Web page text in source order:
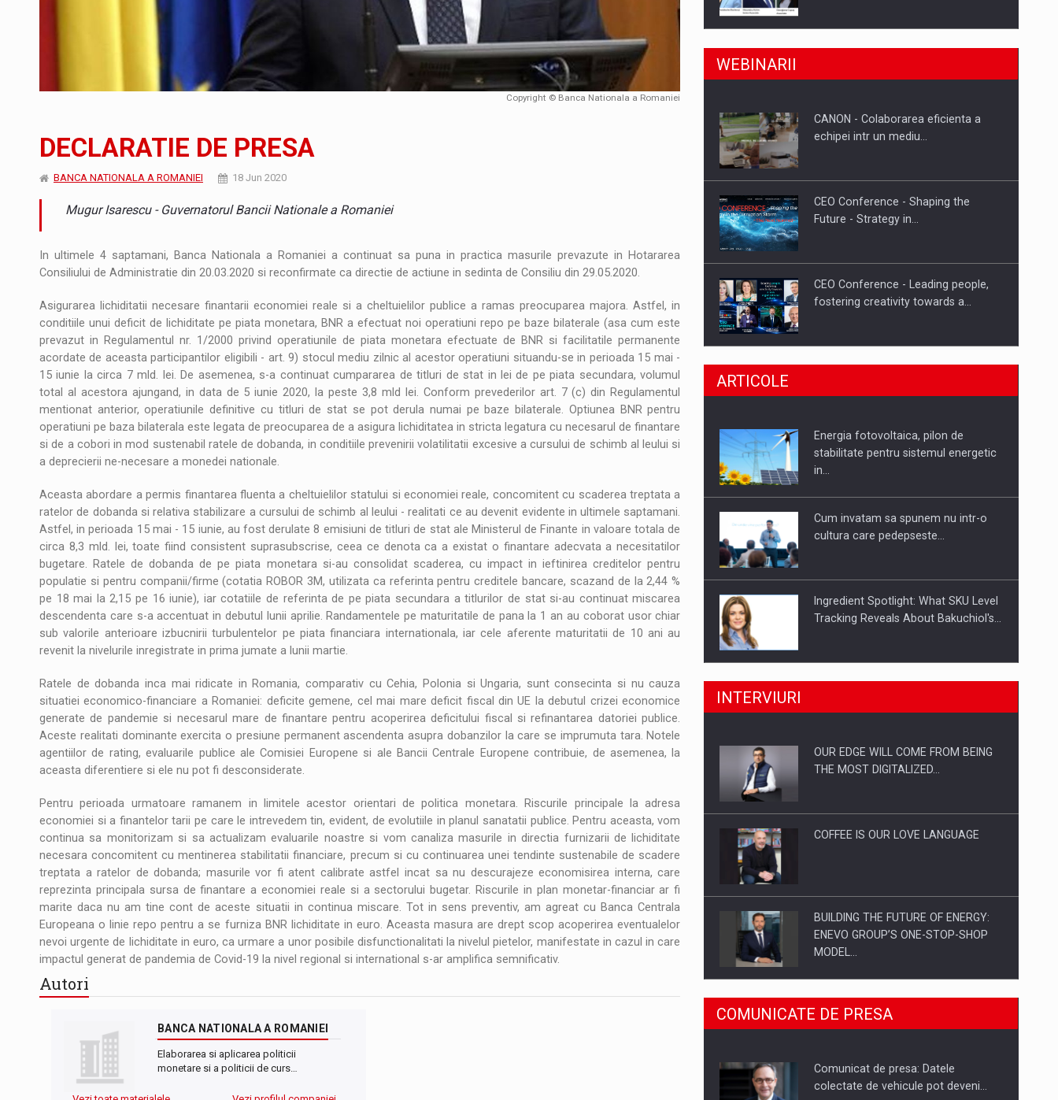
Hard Enduro Piatra Craiului 2026, fueled by benzinariile RO concept OSCAR – peste 500 de participanti
Fondul de investitii BoldMind si echipa de management a Pall-Ex, liderul pietei de transport paletizat din Romania, preiau compania intr-o tranzactie de peste 25…
STIRI RANGE ROVER DEZVALUIE AL CINCILEA MEMBRU AL FAMILIEI: RANGE ROVER GT
ARTICOLE Proteinmaxxing and the Future of Protein Demand
Copyright © Banca Nationala a Romaniei
DECLARATIE DE PRESA
BANCA NATIONALA A ROMANIEI 18 Jun 2020
Mugur Isarescu - Guvernatorul Bancii Nationale a Romaniei
In ultimele 4 saptamani, Banca Nationala a Romaniei a continuat sa puna in practica masurile prevazute in Hotararea
Consiliului de Administratie din 20.03.2020 si reconfirmate ca directie de actiune in sedinta de Consiliu din 29.05.2020.
Asigurarea lichiditatii necesare finantarii economiei reale si a cheltuielilor publice a ramas preocuparea majora. Astfel, in
conditiile unui deficit de lichiditate pe piata monetara, BNR a efectuat noi operatiuni repo pe baze bilaterale (asa cum este
prevazut in Regulamentul nr. 1/2000 privind operatiunile de piata monetara efectuate de BNR si facilitatile permanente
acordate de aceasta participantilor eligibili - art. 9) stocul mediu zilnic al acestor operatiuni situandu-se in perioada 15 mai -
15 iunie la circa 7 mld. lei. De asemenea, s-a continuat cumpararea de titluri de stat in lei de pe piata secundara, volumul
total al acestora ajungand, in data de 5 iunie 2020, la peste 3,8 mld lei. Conform prevederilor art. 7 (c) din Regulamentul
mentionat anterior, operatiunile definitive cu titluri de stat se pot derula numai pe baze bilaterale. Optiunea BNR pentru
operatiuni pe baza bilaterala este legata de preocuparea de a asigura lichiditatea in stricta legatura cu necesarul de finantare
si de a cobori in mod sustenabil ratele de dobanda, in conditiile prevenirii volatilitatii excesive a cursului de schimb al leului si
a deprecierii ne-necesare a monedei nationale.
Aceasta abordare a permis finantarea fluenta a cheltuielilor statului si economiei reale, concomitent cu scaderea treptata a
ratelor de dobanda si relativa stabilizare a cursului de schimb al leului - realitati ce au devenit evidente in ultimele saptamani.
Astfel, in perioada 15 mai - 15 iunie, au fost derulate 8 emisiuni de titluri de stat ale Ministerul de Finante in valoare totala de
circa 8,3 mld. lei, toate fiind consistent suprasubscrise, ceea ce denota ca a existat o finantare adecvata a necesitatilor
bugetare. Ratele de dobanda de pe piata monetara si-au consolidat scaderea, cu impact in ieftinirea creditelor pentru
populatie si pentru companii/firme (cotatia ROBOR 3M, utilizata ca referinta pentru creditele bancare, scazand de la 2,44 %
pe 18 mai la 2,15 pe 16 iunie), iar cotatiile de referinta de pe piata secundara a titlurilor de stat si-au continuat miscarea
descendenta care s-a accentuat in debutul lunii aprilie. Randamentele pe maturitatile de pana la 1 an au coborat usor chiar
sub valorile anterioare izbucnirii turbulentelor pe piata financiara internationala, iar cele aferente maturitatii de 10 ani au
revenit la nivelurile inregistrate in prima jumate a lunii martie.
Ratele de dobanda inca mai ridicate in Romania, comparativ cu Cehia, Polonia si Ungaria, sunt consecinta si nu cauza
situatiei economico-financiare a Romaniei: deficite gemene, cel mai mare deficit fiscal din UE la debutul crizei economice
generate de pandemie si necesarul mare de finantare pentru acoperirea deficitului fiscal si refinantarea datoriei publice.
Aceste realitati dominante exercita o presiune permanent ascendenta asupra dobanzilor la care se imprumuta tara. Notele
agentiilor de rating, evaluarile publice ale Comisiei Europene si ale Bancii Centrale Europene contribuie, de asemenea, la
aceasta diferentiere si ele nu pot fi desconsiderate.
Pentru perioada urmatoare ramanem in limitele acestor orientari de politica monetara. Riscurile principale la adresa
economiei si a finantelor tarii pe care le intrevedem tin, evident, de evolutiile in planul sanatatii publice. Pentru aceasta, vom
continua sa monitorizam si sa actualizam evaluarile noastre si vom canaliza masurile in directia furnizarii de lichiditate
necesara concomitent cu mentinerea stabilitatii financiare, precum si cu continuarea unei tendinte sustenabile de scadere
treptata a ratelor de dobanda; masurile vor fi atent calibrate astfel incat sa nu descurajeze economisirea interna, care
reprezinta principala sursa de finantare a economiei reale si a sectorului bugetar. Riscurile in plan monetar-financiar ar fi
marite daca nu am tine cont de aceste situatii in continua miscare. Tot in sens preventiv, am agreat cu Banca Centrala
Europeana o linie repo pentru a se furniza BNR lichiditate in euro. Aceasta masura are drept scop acoperirea eventualelor
nevoi urgente de lichiditate in euro, ca urmare a unor posibile disfunctionalitati la nivelul pietelor, manifestate in cazul in care
impactul generat de pandemia de Covid-19 la nivel regional si international s-ar amplifica semnificativ.
Autori
BANCA NATIONALA A ROMANIEI
Elaborarea si aplicarea politicii
monetare si a politicii de curs…
SAPTE PERSONALITATI DIN MEDIUL
Hard Enduro Piatra Craiului 2026,
WEBINARII
CANON - Colaborarea eficienta a
echipei intr un mediu…
CEO Conference - Shaping the
Future - Strategy in…
CEO Conference - Leading people,
fostering creativity towards a…
CEO Conference - Shaping The
Webinar - Business Evolution-
RETHINK STRATEGY-Finantare
ARTICOLE
Energia fotovoltaica, pilon de
stabilitate pentru sistemul energetic
in…
Cum invatam sa spunem nu intr-o
cultura care pedepseste…
Ingredient Spotlight: What SKU Level
Tracking Reveals About Bakuchiol's…
Producatorii si comerciantii care nu
Proteinmaxxing and the Future of
INTERVIURI
OUR EDGE WILL COME FROM BEING
THE MOST DIGITALIZED…
COFFEE IS OUR LOVE LANGUAGE
BUILDING THE FUTURE OF ENERGY:
ENEVO GROUP’S ONE-STOP-SHOP
MODEL…
ROOTED IN ROMANIA, BUILT TO
DELIVER TECHNOLOGY FOR THE…
PUTTING ROMANIAN CORPORATE
COMUNICATE DE PRESA
Comunicat de presa: Datele
colectate de vehicule pot deveni…